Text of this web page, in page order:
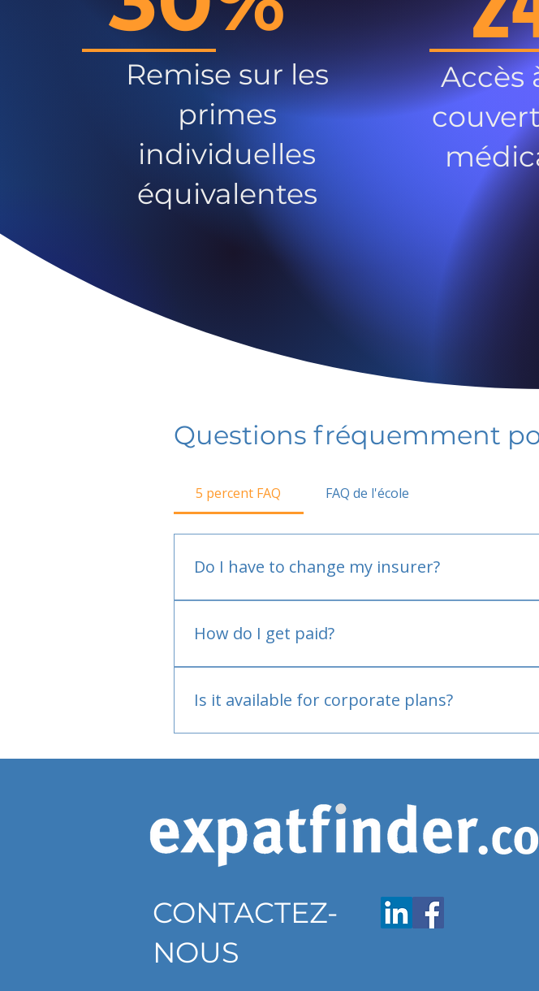
Remise sur les
primes
individuelles
équivalentes
Accès
Questions fréquemment
5 percent FAQ FAQ de l'école
Do I have to change my insurer?
How do I get paid?
Is it available for corporate plans?
CONTACTEZ-
NOUS